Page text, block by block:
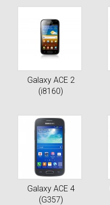
Galaxy ACE 2
(i8160)
Galaxy ACE 4
(G357)